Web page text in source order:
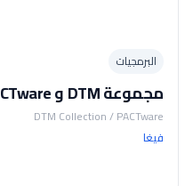
البرمجيات
مجموعة DTM و PACTware
DTM Collection / PACTware
فيغا